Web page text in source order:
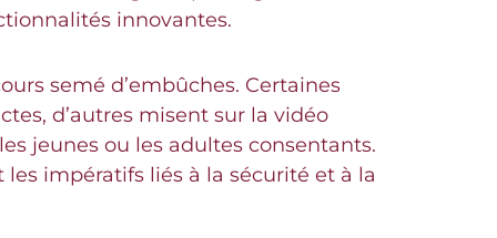
innovantes.
semé d’embûches. Certaines
d’autres misent sur la vidéo
jeunes ou les adultes consentants.
impératifs liés à la sécurité et à la